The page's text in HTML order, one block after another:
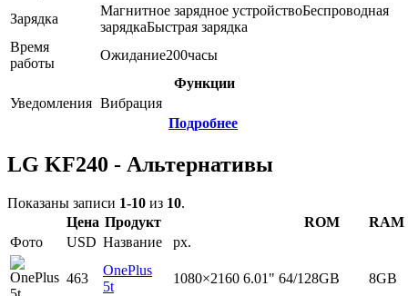
Зарядка
Магнитное зарядное устройствоБеспроводная
зарядкаБыстрая зарядка
Время
работы
Ожидание200часы
Функции
Уведомления Вибрация
Подробнее
LG KF240 - Альтернативы
Показаны записи 1-10 из 10.
Цена Продукт ROM
RAM
Фото
USD Название px.
463
OnePlus
5t
1080×2160 6.01" 64/128GB 8GB